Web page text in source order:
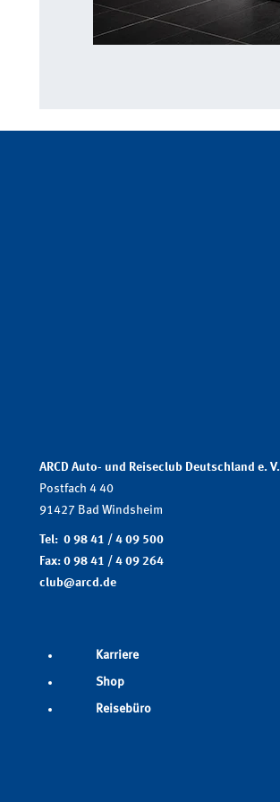
ARCD Auto- und Reiseclub Deutschland e. V.
Postfach 4 40
91427 Bad Windsheim
Tel: 0 98 41 / 4 09 500
Fax: 0 98 41 / 4 09 264
club@arcd.de
Karriere
Shop
Reisebüro